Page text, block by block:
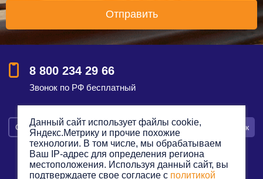
8 800 234 29 66
Звонок по РФ бесплатный
Смотреть на карте Оставить заявку Заказать звонок
Данный сайт использует файлы cookie,
Яндекс.Метрику и прочие похожие
технологии. В том числе, мы обрабатываем
Ваш IP-адрес для определения региона
местоположения. Используя данный сайт, вы
подтверждаете свое согласие с политикой